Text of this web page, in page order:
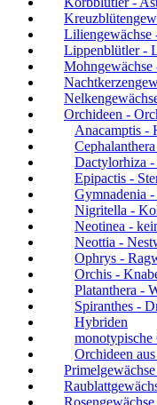
Liliengewächse
Lippenblütler -
Mohngewächse
Orchideen -
Anacamptis -
Dactylorhiza
Epipactis -
Gymnadenia
Nigritella -
Neotinea -
Neottia -
Ophrys -
Orchis -
Platanthera -
Spiranthes -
Hybriden
monotypische
Orchideen